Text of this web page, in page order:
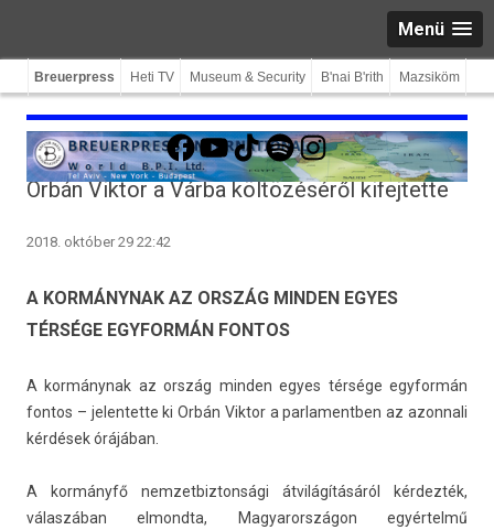
Menü
Breuerpress Heti TV Museum & Security B'nai B'rith Mazsiköm
Facebook
YouTube
TikTokSpotifyInstagram
Orbán Viktor a Várba költözéséről kifejtette
2018. október 29 22:42
A KORMÁNYNAK AZ ORSZÁG MINDEN EGYES
TÉRSÉGE EGYFORMÁN FONTOS
A kormánynak az ország mind­en egyes térsége egyfor­mán
fon­tos – jelen­tette ki Orbán Vik­tor a par­lamentb­en az azon­nali
kérdések órájában.
A kormányfő nem­zetbiz­tonsági átvilágításáról kérdezték,
válaszában el­mondta, Magyarországon egyértelmű